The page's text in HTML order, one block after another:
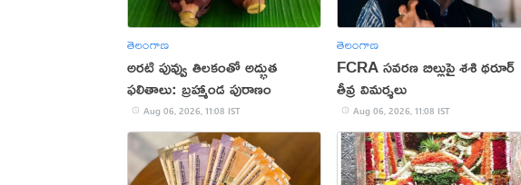
తెలంగాణ
అరటి పువ్వు తిలకంతో అద్భుత
ఫలితాలు: బ్రహ్మాండ పురాణం
Aug 06, 2026, 11:08 IST
తెలంగాణ
FCRA సవరణ బిల్లుపై శశి థరూర్
తీవ్ర విమర్శలు
Aug 06, 2026, 11:08 IST